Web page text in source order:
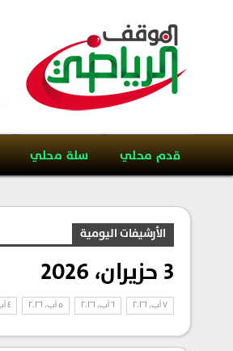
قدم محلي سلة محلي
الأرشيفات اليومية
3 حزيران، 2026
7 آب، 2026 6 آب، 2026 5 آب، 2026 4 آب، 2026